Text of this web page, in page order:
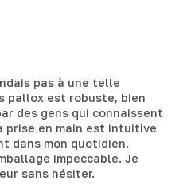
pas à une telle
pallox est robuste, bien
des gens qui connaissent
prise en main est intuitive
dans mon quotidien.
impeccable. Je
sans hésiter.